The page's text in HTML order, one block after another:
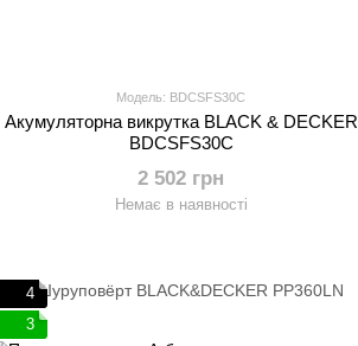
Модель: BDCSFS30C
Акумуляторна викрутка BLACK & DECKER
BDCSFS30C
2 502 грн
Немає в наявності
4
3